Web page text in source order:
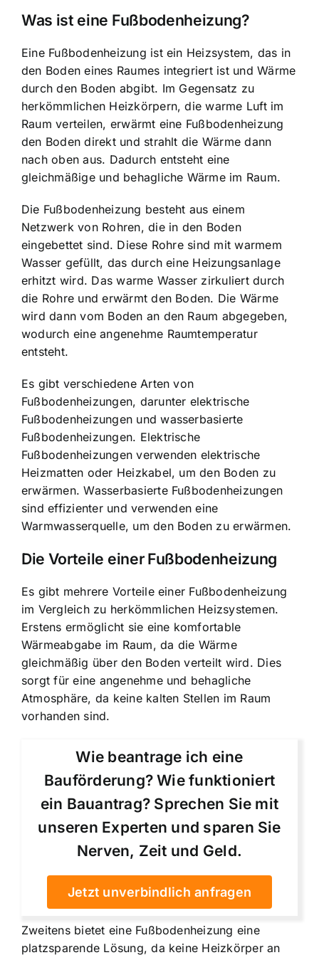
Was ist eine Fußbodenheizung?
Eine Fußbodenheizung ist ein Heizsystem, das in
den Boden eines Raumes integriert ist undWärme
durch den Boden abgibt. Im Gegensatz zu
herkömmlichen Heizkörpern, die warme Luft im
Raum verteilen, erwärmt eine Fußbodenheizung
den Boden direkt und strahlt die Wärme dann
nach oben aus. Dadurch entsteht eine
gleichmäßige und behagliche Wärme im Raum.
Die Fußbodenheizung besteht aus einem
Netzwerk von Rohren, die in den Boden
eingebettet sind. Diese Rohre sind mit warmem
Wasser gefüllt, das durch eine Heizungsanlage
erhitzt wird. Das warme Wasser zirkuliert durch
die Rohre und erwärmt den Boden. Die Wärme
wird dann vom Boden an den Raum abgegeben,
wodurch eine angenehme Raumtemperatur
entsteht.
Es gibt verschiedene Arten von
Fußbodenheizungen, darunter elektrische
Fußbodenheizungen und wasserbasierte
Fußbodenheizungen. Elektrische
Fußbodenheizungen verwenden elektrische
Heizmatten oder Heizkabel, um den Boden zu
erwärmen. Wasserbasierte Fußbodenheizungen
sind effizienter und verwenden eine
Warmwasserquelle, um den Boden zu erwärmen.
Die Vorteile einer Fußbodenheizung
Es gibt mehrere Vorteile einer Fußbodenheizung
im Vergleich zu herkömmlichen Heizsystemen.
Erstens ermöglicht sie eine komfortable
Wärmeabgabe im Raum, da die Wärme
gleichmäßig über den Boden verteilt wird. Dies
sorgt für eine angenehme und behagliche
Atmosphäre, da keine kalten Stellen im Raum
vorhanden sind.
Wie beantrage ich eine
Bauförderung? Wie funktioniert
ein Bauantrag? Sprechen Sie mit
unseren Experten und sparen Sie
Nerven, Zeit und Geld.
Jetzt unverbindlich anfragen
Zweitens bietet eine Fußbodenheizung eine
platzsparende Lösung, da keine Heizkörper an